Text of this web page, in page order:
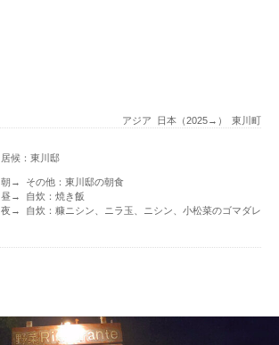
アジア 日本（2025→） 東川町
居候：東川邸
朝→ その他：東川邸の朝食
昼→ 自炊：焼き飯
夜→ 自炊：糠ニシン、ニラ玉、ニシン、小松菜のゴマダレ